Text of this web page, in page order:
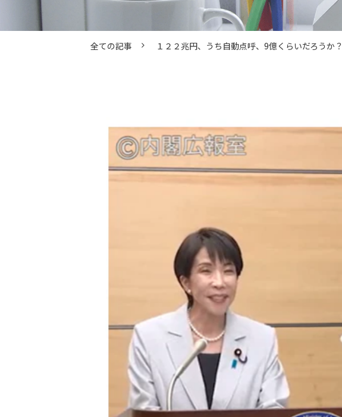
全ての記事 １２２兆円、うち自動点呼、9億くらいだろうか？